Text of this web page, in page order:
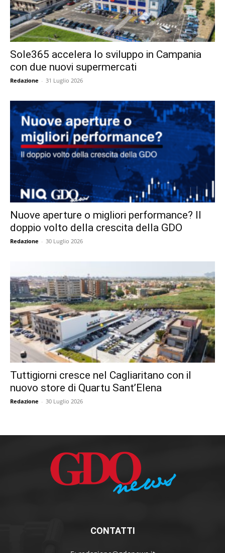
Sole365 accelera lo sviluppo in Campania
con due nuovi supermercati
Redazione - 31 Luglio 2026
Nuove aperture o migliori performance? Il
doppio volto della crescita della GDO
Redazione - 30 Luglio 2026
Tuttigiorni cresce nel Cagliaritano con il
nuovo store di Quartu Sant’Elena
Redazione - 30 Luglio 2026
CONTATTI